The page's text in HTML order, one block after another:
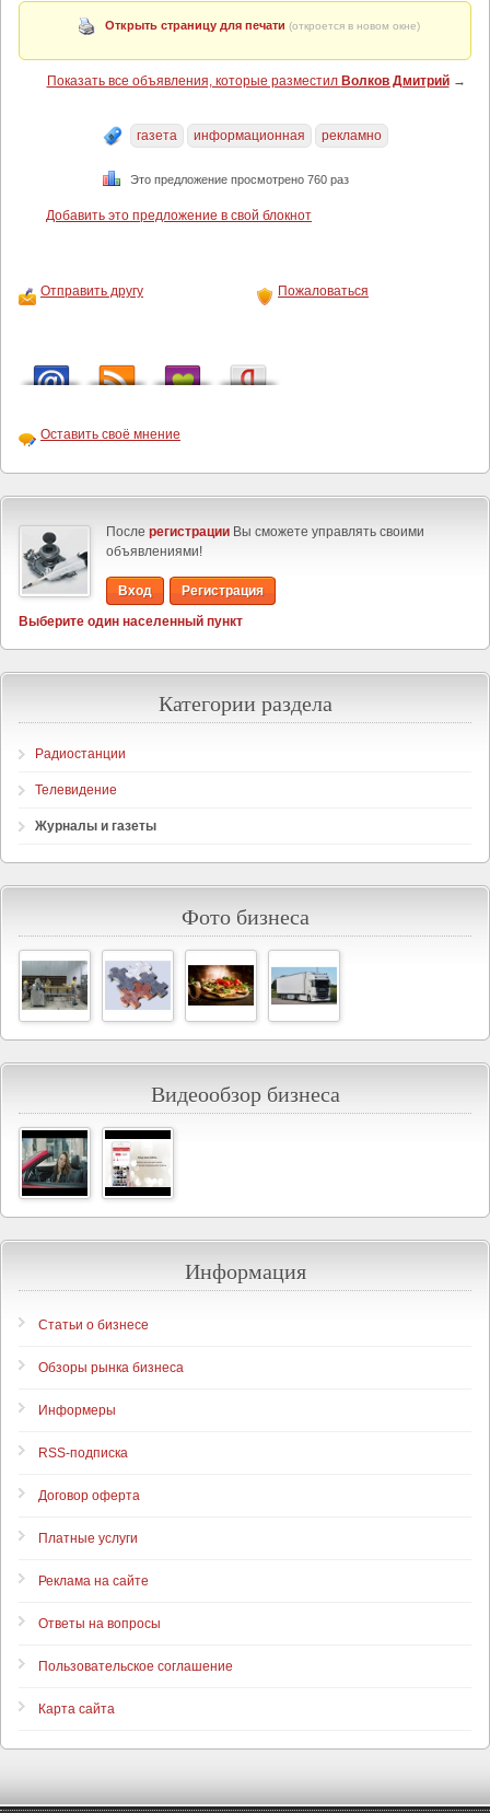
Открыть страницу для печати (откроется в новом окне)
Показать все объявления, которые разместил Волков Дмитрий→
газета информационная рекламно
Это предложение просмотрено 760 раз
Добавить это предложение в свой блокнот
Отправить другу Пожаловаться
Оставить своё мнение
После регистрации Вы сможете управлять своими
объявлениями!
Вход
Регистрация
Выберите один населенный пункт
Категории раздела
Радиостанции
Телевидение
Журналы и газеты
Фото бизнеса
Видеообзор бизнеса
Информация
Статьи о бизнесе
Обзоры рынка бизнеса
Информеры
RSS-подписка
Договор оферта
Платные услуги
Реклама на сайте
Ответы на вопросы
Пользовательское соглашение
Карта сайта